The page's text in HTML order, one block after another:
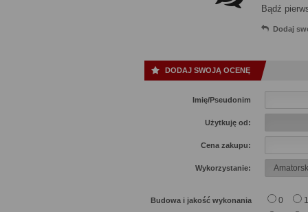
Bądź
Dodaj
DODAJ SWOJĄ OCENĘ
Imię/Pseudonim
Użytkuję od:
Cena zakupu:
Wykorzystanie:
Budowa i jakość wykonania 0 1